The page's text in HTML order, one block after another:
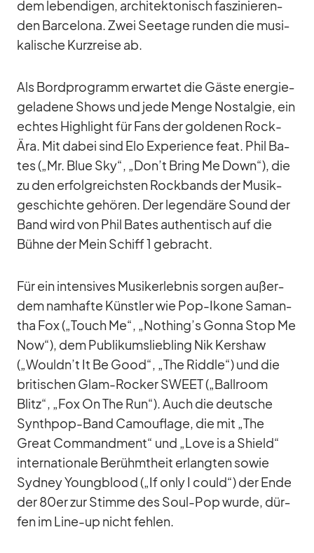
dem le­ben­di­gen, ar­chi­tek­to­nisch fas­zi­nie­ren­
den Bar­ce­lona. Zwei See­tage run­den die mu­si­
ka­li­sche Kurz­reise ab.
Als Bord­pro­gramm er­war­tet die Gäste en­er­gie­
ge­la­dene Shows und jede Menge Nost­al­gie, ein
ech­tes High­light für Fans der gol­de­nen Rock-
Ära. Mit da­bei sind Elo Ex­pe­ri­ence feat. Phil Ba­
tes („Mr. Blue Sky“, „Don’t Bring Me Down“), die
zu den er­folg­reichs­ten Rock­bands der Mu­sik­
ge­schichte ge­hö­ren. Der le­gen­däre Sound der
Band wird von Phil Ba­tes au­then­tisch auf die
Bühne der Mein Schiff 1 ge­bracht.
Für ein in­ten­si­ves Mu­sik­erleb­nis sor­gen au­ßer­
dem nam­hafte Künst­ler wie Pop-Ikone Sa­man­
tha Fox („Touch Me“, „Nothing’s Gonna Stop Me
Now“), dem Pu­bli­kums­lieb­ling Nik Kers­haw
(„Wouldn’t It Be Good“, „The Riddle“) und die
bri­ti­schen Glam-Ro­cker SWEET („Ball­room
Blitz“, „Fox On The Run“). Auch die deut­sche
Syn­th­pop-Band Ca­mou­flage, die mit „The
Great Com­mandment“ und „Love is a Shield“
in­ter­na­tio­nale Be­rühmt­heit er­lang­ten so­wie
Syd­ney Young­blood („If only I could“) der Ende
der 80er zur Stimme des Soul-Pop wurde, dür­
fen im Line-up nicht feh­len.